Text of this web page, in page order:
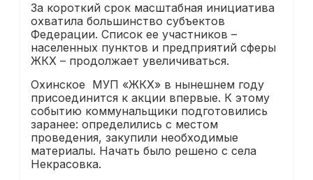
За короткий срок масштабная инициатива
охватила большинство субъектов
Федерации. Список ее участников –
населенных пунктов и предприятий сферы
ЖКХ – продолжает увеличиваться.
Охинское МУП «ЖКХ» в нынешнем году
присоединится к акции впервые. К этому
событию коммунальщики подготовились
заранее: определились с местом
проведения, закупили необходимые
материалы. Начать было решено с села
Некрасовка.